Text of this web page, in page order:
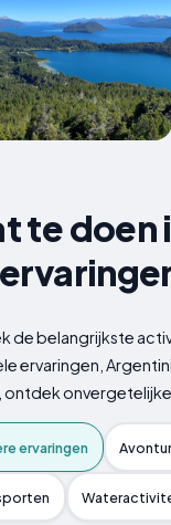
te
de belangrijkste
ervaringen,
onvergetelijke
ervaringen